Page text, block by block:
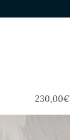
230,00€